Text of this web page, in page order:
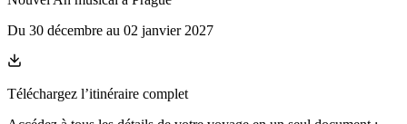
Du 30 décembre au 02 janvier 2027
Téléchargez l’itinéraire complet